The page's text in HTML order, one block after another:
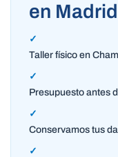
en Madrid
✓
Taller físico en
✓
Presupuesto antes
✓
Conservamos tus
✓